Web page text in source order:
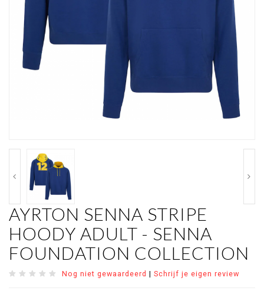
AYRTON SENNA STRIPE
HOODY ADULT - SENNA
FOUNDATION COLLECTION
Nog niet gewaardeerd | Schrijf je eigen review